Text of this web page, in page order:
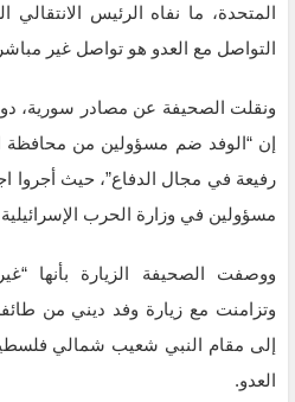
المتحدة، ما نفاه الرئيس الانتقالي
التواصل مع العدو هو تواصل غير
ونقلت الصحيفة عن مصادر سورية،
إن “الوفد ضم مسؤولين من محافظة
رفيعة في مجال الدفاع”، حيث أجروا
مسؤولين في وزارة الحرب
ووصفت الصحيفة الزيارة بأنها
وتزامنت مع زيارة وفد ديني من
إلى مقام النبي شعيب شمالي
العدو.